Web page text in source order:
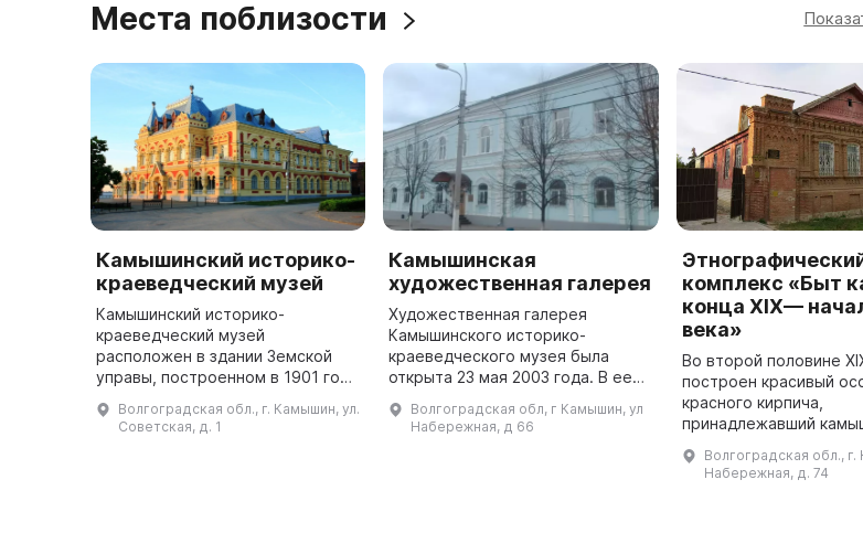
Места поблизости
Камышинский историко-
краеведческий музей
Камышинский историко-
краеведческий музей
расположен в здании Земской
управы, построенном в 1901 году
Тимофеева. Этот архитектурный
памятник занял первое место в
Волгоградская обл., г. Камышин, ул.
Советская, д. 1
Камышинская
художественная галерея
Художественная галерея
Камышинского историко-
краеведческого музея была
открыта 23 мая 2003 года. В ее
2000 единиц изобразительного и
декоративно-прикладного
Волгоградская обл, г Камышин, ул
Набережная, д 66
комплекс «Быт
конца XIX—
века»
Во второй половине
построен красивый
красного кирпича,
принадлежавший
период здание
коммунальной
Волгоградская обл., г.
Набережная, д. 74